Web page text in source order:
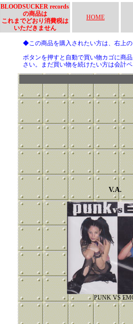
BLOODSUCKER records
の商品は
これまでどおり消費税は
いただきません
HOME
◆この商品を購入されたい方は、右上
ボタンを押すと自動で買い物カゴに商
さい。まだ買い物を続けたい方は会計
V.A.
PUNK VS